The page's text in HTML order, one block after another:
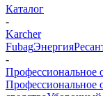
Каталог
-
Karcher
FubagЭнергия
-
Профессиональное
Профессиональное